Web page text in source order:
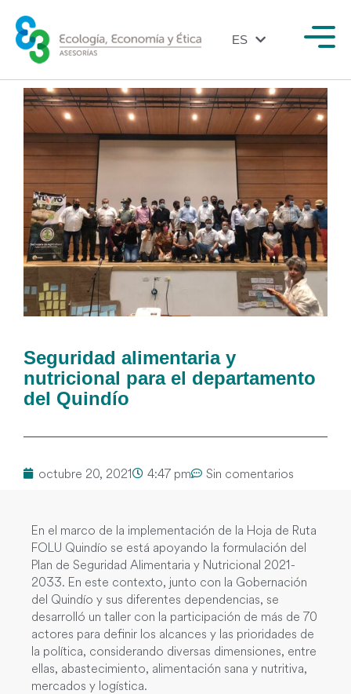
ES
EN
Seguridad alimentaria y
nutricional para el departamento
del Quindío
octubre 20, 2021 4:47 pm Sin comentarios
En el marco de la implementación de la Hoja de Ruta
FOLU Quindío se está apoyando la formulación del
Plan de Seguridad Alimentaria y Nutricional 2021-
2033. En este contexto, junto con la Gobernación
del Quindío y sus diferentes dependencias, se
desarrolló un taller con la participación de más de 70
actores para definir los alcances y las prioridades de
la política, considerando diversas dimensiones, entre
ellas, abastecimiento, alimentación sana y nutritiva,
mercados y logística.